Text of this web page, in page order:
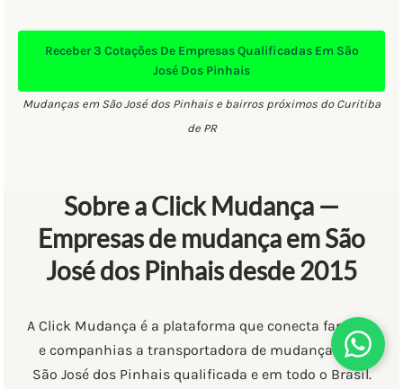
Receber3 CotaçõesDe Empresas Qualificadas Em São
José Dos Pinhais
Mudanças em São José dos Pinhais e bairros próximos do Curitiba
de PR
Sobre a Click Mudança —
Empresas de mudança em São
José dos Pinhais desde 2015
A Click Mudança é a plataforma que conecta famílias
e companhias a transportadora de mudanças em
São José dos Pinhais qualificada e em todo o Brasil.